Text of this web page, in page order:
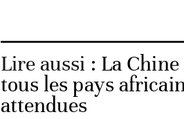
Lire aussi : La
tous les pays
attendues